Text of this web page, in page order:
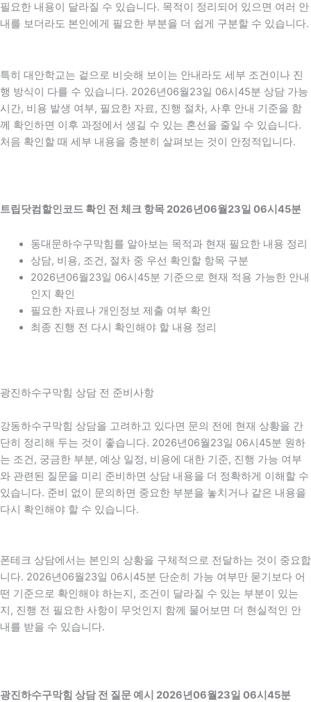
필요한 내용이 달라질 수 있습니다. 목적이 정리되어 있으면 여러 안
내를 보더라도 본인에게 필요한 부분을 더 쉽게 구분할 수 있습니다.
특히 대안학교는 겉으로 비슷해 보이는 안내라도 세부 조건이나 진
행 방식이 다를 수 있습니다. 2026년06월23일 06시45분 상담 가능
시간, 비용 발생 여부, 필요한 자료, 진행 절차, 사후 안내 기준을 함
께 확인하면 이후 과정에서 생길 수 있는 혼선을 줄일 수 있습니다.
처음 확인할 때 세부 내용을 충분히 살펴보는 것이 안정적입니다.
트립닷컴할인코드 확인 전 체크 항목 2026년06월23일 06시45분
동대문하수구막힘를 알아보는 목적과 현재 필요한 내용 정리
상담, 비용, 조건, 절차 중 우선 확인할 항목 구분
2026년06월23일 06시45분 기준으로 현재 적용 가능한 안내
인지 확인
필요한 자료나 개인정보 제출 여부 확인
최종 진행 전 다시 확인해야 할 내용 정리
광진하수구막힘 상담 전 준비사항
강동하수구막힘 상담을 고려하고 있다면 문의 전에 현재 상황을 간
단히 정리해 두는 것이 좋습니다. 2026년06월23일 06시45분 원하
는 조건, 궁금한 부분, 예상 일정, 비용에 대한 기준, 진행 가능 여부
와 관련된 질문을 미리 준비하면 상담 내용을 더 정확하게 이해할 수
있습니다. 준비 없이 문의하면 중요한 부분을 놓치거나 같은 내용을
다시 확인해야 할 수 있습니다.
폰테크 상담에서는 본인의 상황을 구체적으로 전달하는 것이 중요합
니다. 2026년06월23일 06시45분 단순히 가능 여부만 묻기보다 어
떤 기준으로 확인해야 하는지, 조건이 달라질 수 있는 부분이 있는
지, 진행 전 필요한 사항이 무엇인지 함께 물어보면 더 현실적인 안
내를 받을 수 있습니다.
광진하수구막힘 상담 전 질문 예시 2026년06월23일 06시45분